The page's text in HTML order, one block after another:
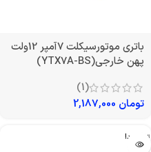
باتری موتورسیکلت 7آمپر 12ولت
پهن خارجی(YTX7A-BS)
(1)
تومان
تمام شد!